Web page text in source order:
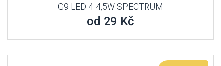
G9 LED 4-4,5W SPECTRUM
od 29 Kč